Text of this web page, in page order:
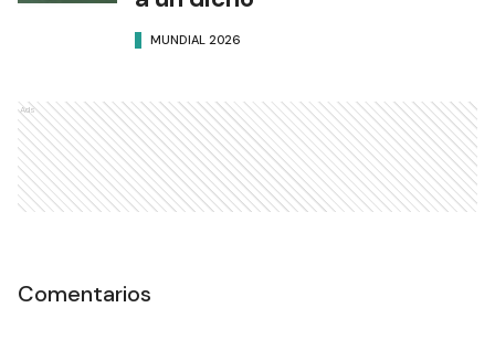
MUNDIAL 2026
Ads
Comentarios